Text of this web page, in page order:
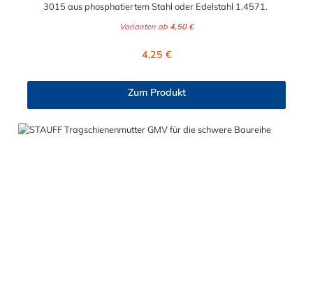
3015 aus phosphatiertem Stahl oder Edelstahl 1.4571.
Varianten ab 4,50 €
Regulärer Preis:
4,25 €
Zum Produkt